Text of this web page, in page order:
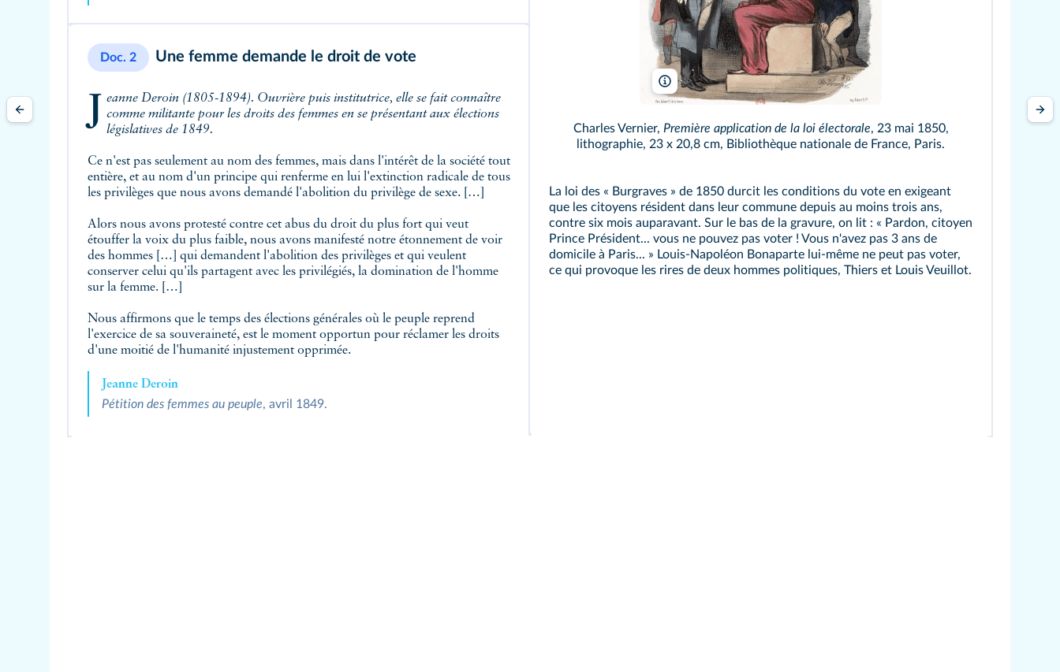
Doc. 2 Une femme demande le droit de vote
Jeanne Deroin (1805-1894). Ouvrière puis institutrice, elle se fait connaître
comme militante pour les droits des femmes en se présentant aux élections
législatives de 1849.
Ce n'est pas seulement au nom des femmes, mais dans l'intérêt de la société tout
entière, et au nom d'un principe qui renferme en lui l'extinction radicale de tous
les privilèges que nous avons demandé l'abolition du privilège de sexe. […]
Alors nous avons protesté contre cet abus du droit du plus fort qui veut
étouffer la voix du plus faible, nous avons manifesté notre étonnement de voir
des hommes […] qui demandent l'abolition des privilèges et qui veulent
conserver celui qu'ils partagent avec les privilégiés, la domination de l'homme
sur la femme. […]
Nous affirmons que le temps des élections générales où le peuple reprend
l'exercice de sa souveraineté, est le moment opportun pour réclamer les droits
d'une moitié de l'humanité injustement opprimée.
Jeanne Deroin
Pétition des femmes au peuple, avril 1849.
Guise/Wikimedia
Charles Vernier, Première application de la loi électorale, 23 mai 1850,
lithographie, 23 x 20,8 cm, Bibliothèque nationale de France, Paris.
La loi des « Burgraves » de 1850 durcit les conditions du vote en exigeant
que les citoyens résident dans leur commune depuis au moins trois ans,
contre six mois auparavant. Sur le bas de la gravure, on lit : « Pardon, citoyen
Prince Président... vous ne pouvez pas voter ! Vous n'avez pas 3 ans de
domicile à Paris... » Louis-Napoléon Bonaparte lui-même ne peut pas voter,
ce qui provoque les rires de deux hommes politiques, Thiers et Louis Veuillot.